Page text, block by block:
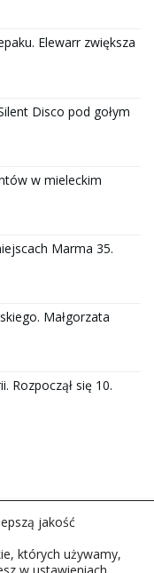
Elewarr zwiększa
Disco pod gołym
w mieleckim
Marma 35.
Małgorzata
Rozpoczął się 10.
jakość
których używamy,